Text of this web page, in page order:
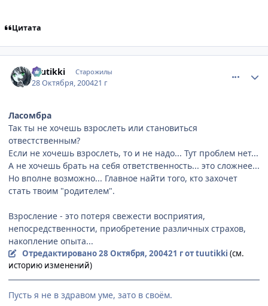
Цитата
tuutikki Старожилы
28 Октября, 200421 г
Ласомбра
Так ты не хочешь взрослеть или становиться
отвестственным?
Если не хочешь взрослеть, то и не надо... Тут проблем нет...
А не хочешь брать на себя ответственность... это сложнее...
Но вполне возможно... Главное найти того, кто захочет
стать твоим "родителем".
Взросление - это потеря свежести восприятия,
непосредственности, приобретение различных страхов,
накопление опыта...
Отредактировано28 Октября, 200421 гот tuutikki (см.
историю изменений)
Пусть я не в здравом уме, зато в своём.